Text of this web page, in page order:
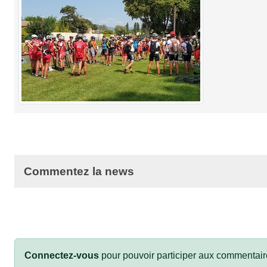
Commentez la news
Connectez-vous pour pouvoir participer aux